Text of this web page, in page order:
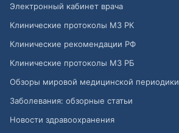
Электронный кабинет врача
Клинические протоколы МЗ РК
Клинические рекомендации РФ
Клинические протоколы МЗ РБ
Обзоры мировой медицинской периодики
Заболевания: обзорные статьи
Новости здравоохранения